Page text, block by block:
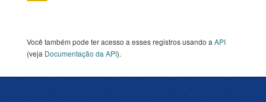
Você também pode ter acesso a esses registros usando a API
(veja Documentação da API).